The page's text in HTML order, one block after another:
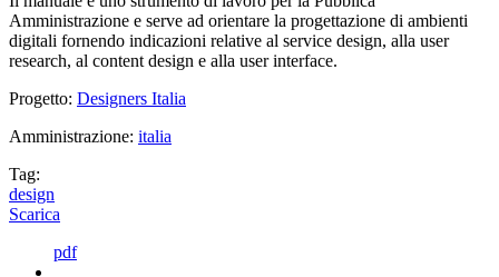
Amministrazione e serve ad orientare la progettazione di ambienti
digitali fornendo indicazioni relative al service design, alla user
research, al content design e alla user interface.
Progetto: Designers Italia
Amministrazione: italia
Tag:
design
Scarica
pdf